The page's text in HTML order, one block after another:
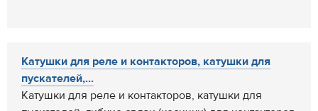
Катушки для реле и контакторов, катушки для
пускателей,...
Катушки для реле и контакторов, катушки для